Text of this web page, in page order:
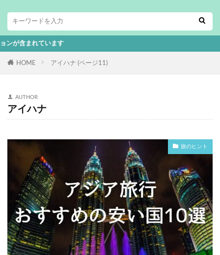
います
HOME アイハナ (ページ11)
AUTHOR
アイハナ
旅のヒント